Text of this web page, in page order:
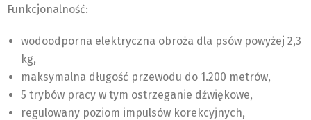
Funkcjonalność:
wodoodporna elektryczna obroża dla psów powyżej 2,3
kg,
maksymalna długość przewodu do 1.200 metrów,
5 trybów pracy w tym ostrzeganie dźwiękowe,
regulowany poziom impulsów korekcyjnych,